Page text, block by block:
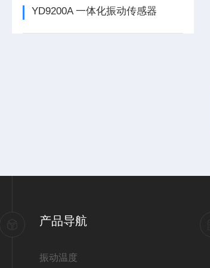
YD9200A 一体化振动传感器
产品导航
振动温度